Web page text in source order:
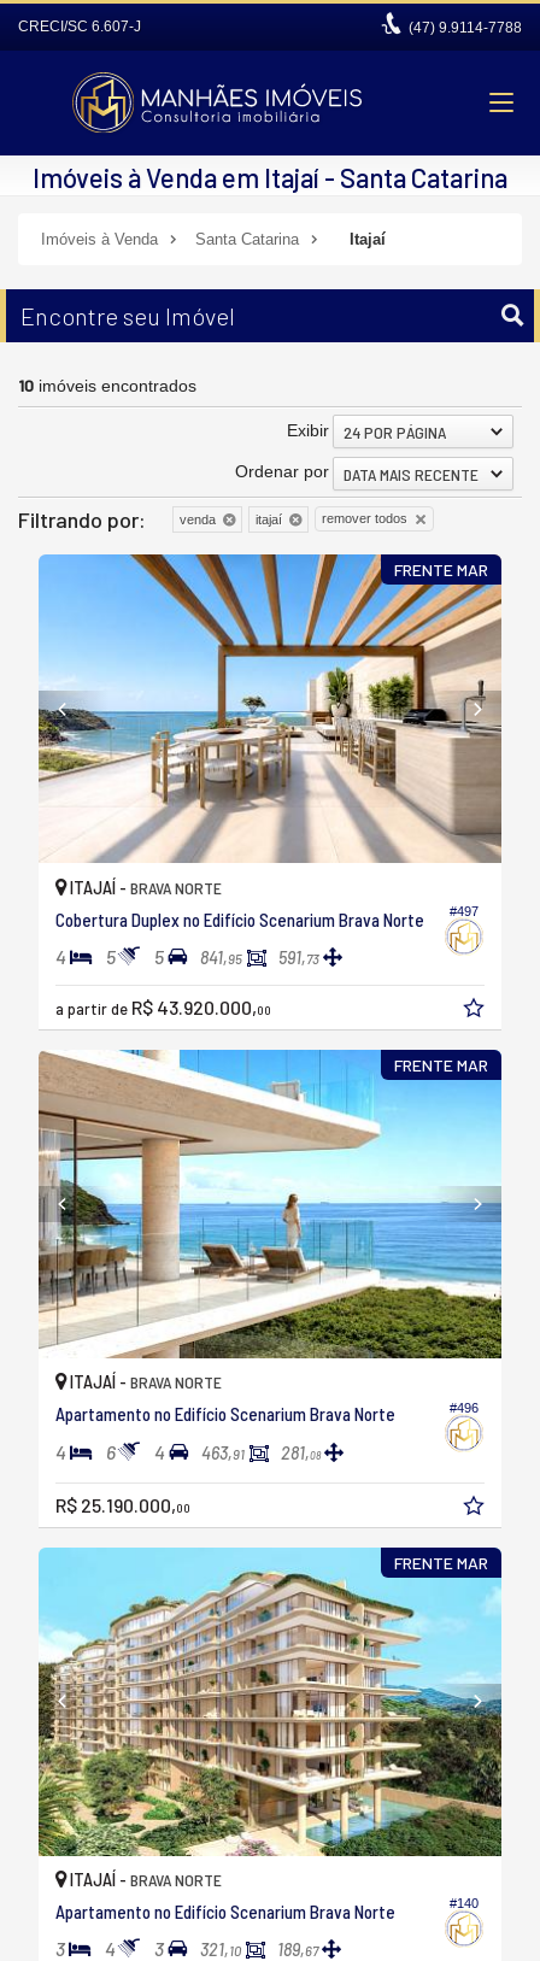
CRECI/SC 6.607-J (47) 9.9114-7788
Imóveis à Venda em Itajaí - Santa Catarina
Imóveis à Venda Santa Catarina Itajaí
Encontre seu Imóvel
10 imóveis encontrados
Exibir 24 POR PÁGINA
Ordenar por DATA MAIS RECENTE
Filtrando por: venda itajaí remover todos
FRENTE MAR
#497
ITAJAÍ - BRAVA NORTE
Cobertura Duplex no Edifício Scenarium Brava Norte
4 5 5 841,95 591,73
a partir de R$ 43.920.000,00
FRENTE MAR
#496
ITAJAÍ - BRAVA NORTE
Apartamento no Edifício Scenarium Brava Norte
4 6 4 463,91 281,08
R$ 25.190.000,00
FRENTE MAR
#140
ITAJAÍ - BRAVA NORTE
Apartamento no Edifício Scenarium Brava Norte
3 4 3 321,10 189,67